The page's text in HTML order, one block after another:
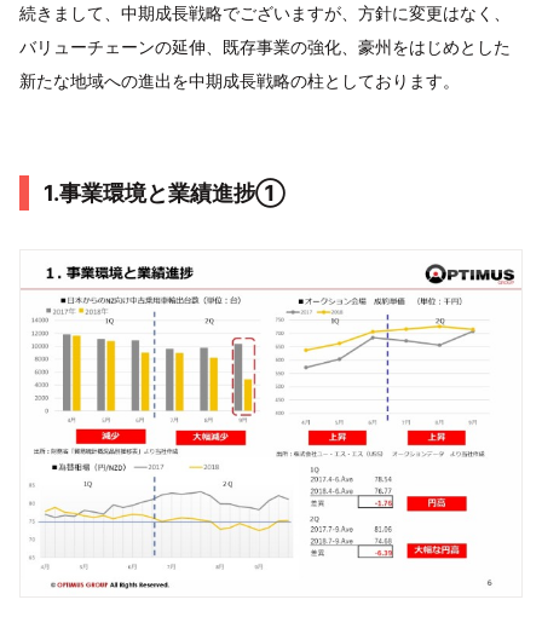
続きまして、中期成長戦略でございますが、方針に変更はなく、
バリューチェーンの延伸、既存事業の強化、豪州をはじめとした
新たな地域への進出を中期成長戦略の柱としております。
1.事業環境と業績進捗①